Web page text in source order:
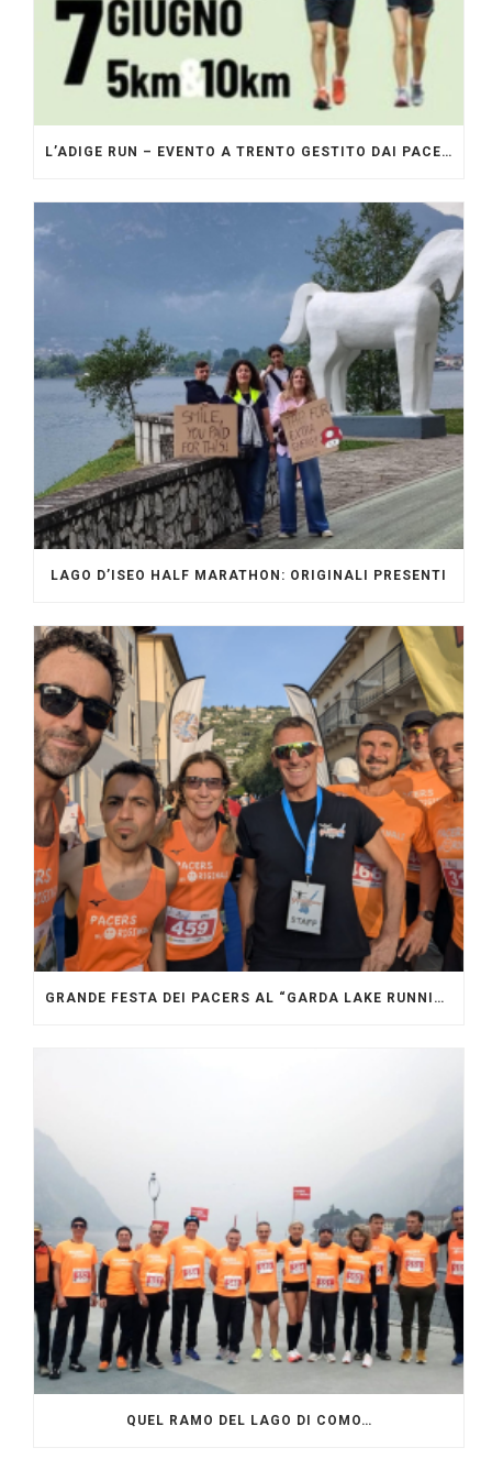
L’ADIGE RUN – EVENTO A TRENTO GESTITO DAI PACERS GLI ORIGINALI
LAGO D’ISEO HALF MARATHON: ORIGINALI PRESENTI
GRANDE FESTA DEI PACERS AL “GARDA LAKE RUNNING FESTIVAL”
QUEL RAMO DEL LAGO DI COMO…